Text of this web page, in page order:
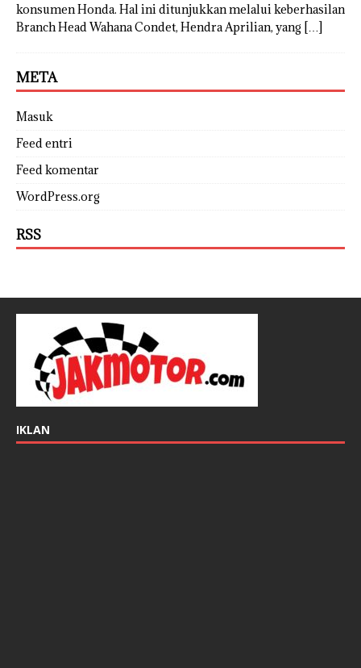
konsumen Honda. Hal ini ditunjukkan melalui keberhasilan
Branch Head Wahana Condet, Hendra Aprilian, yang […]
META
Masuk
Feed entri
Feed komentar
WordPress.org
RSS
IKLAN